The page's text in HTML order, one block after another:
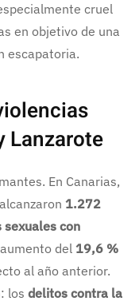
cruel
en objetivo de una
escapatoria.
Lanzarote
En Canarias,
1.272
sexuales con
del 19,6 %
al año anterior.
los delitos contra la